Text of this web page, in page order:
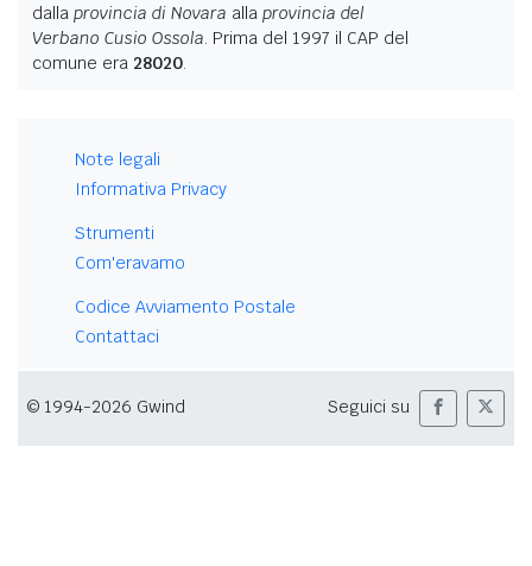
dalla provincia di Novara alla provincia del
Verbano Cusio Ossola. Prima del 1997 il CAP del
comune era 28020.
Note legali
Informativa Privacy
Strumenti
Com'eravamo
Codice Avviamento Postale
Contattaci
© 1994-2026 Gwind Seguici su